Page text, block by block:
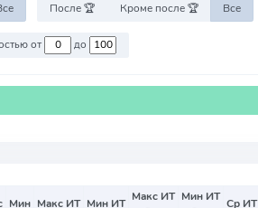
После 🏆 Кроме после 🏆 Все
Против команд со стоимостью от до
Мин Макс ИТ Мин ИТ Макс ИТ Мин ИТ Ср ИТ